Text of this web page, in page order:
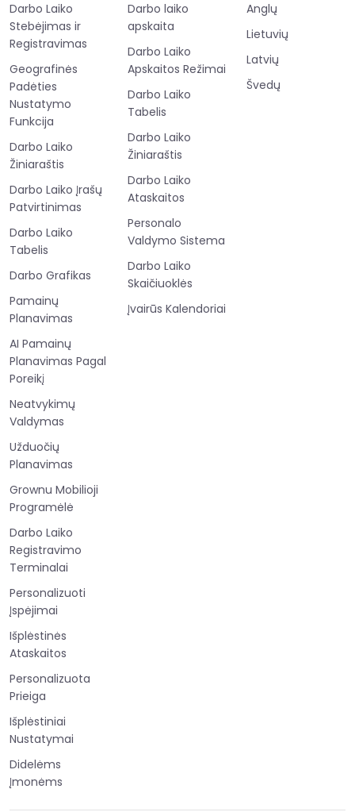
Darbo Laiko
Stebėjimas ir
Registravimas
Geografinės
Padėties
Nustatymo
Funkcija
Darbo Laiko
Žiniaraštis
Darbo Laiko Įrašų
Patvirtinimas
Darbo Laiko
Tabelis
Darbo Grafikas
Pamainų
Planavimas
AI Pamainų
Planavimas Pagal
Poreikį
Neatvykimų
Valdymas
Užduočių
Planavimas
Grownu Mobilioji
Programėlė
Darbo Laiko
Registravimo
Terminalai
Personalizuoti
Įspėjimai
Išplėstinės
Ataskaitos
Personalizuota
Prieiga
Išplėstiniai
Nustatymai
Didelėms
Įmonėms
Darbo laiko
apskaita
Darbo Laiko
Apskaitos Režimai
Darbo Laiko
Tabelis
Darbo Laiko
Žiniaraštis
Darbo Laiko
Ataskaitos
Personalo
Valdymo Sistema
Darbo Laiko
Skaičiuoklės
Įvairūs Kalendoriai
Anglų
Lietuvių
Latvių
Švedų